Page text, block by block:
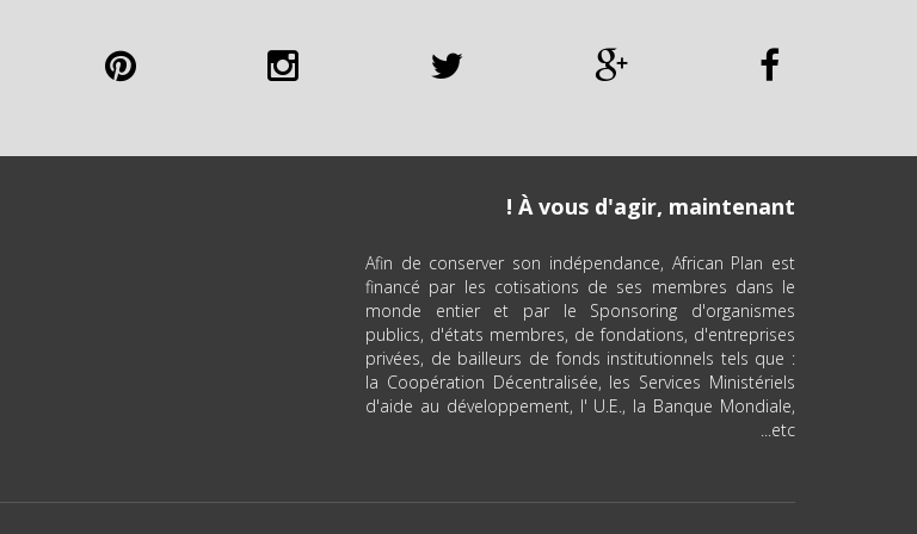
À vous d'agir, maintenant !
Afin de conserver son indépendance, African Plan est
financé par les cotisations de ses membres dans le
monde entier et par le Sponsoring d'organismes
publics, d'états membres, de fondations, d'entreprises
privées, de bailleurs de fonds institutionnels tels que :
la Coopération Décentralisée, les Services Ministériels
d'aide au développement, l' U.E., la Banque Mondiale,
etc...